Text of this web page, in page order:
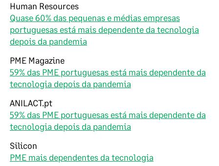
Human Resources
Quase 60% das pequenas e médias empresas
portuguesas está mais dependente da tecnologia
depois da pandemia
PME Magazine
59% das PME portuguesas está mais dependente da
tecnologia depois da pandemia
ANILACT.pt
59% das PME portuguesas está mais dependente da
tecnologia depois da pandemia
Silicon
PME mais dependentes da tecnologia